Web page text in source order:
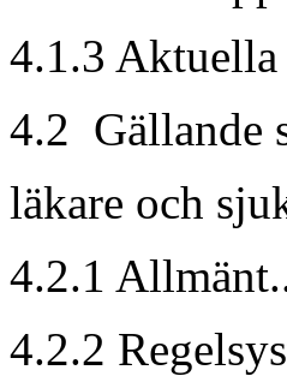
4.1.3
4.2 Gällande
läkare och
4.2.1
4.2.2